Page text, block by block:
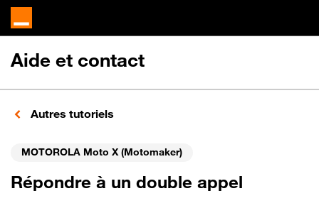
Aide et contact
Autres tutoriels
MOTOROLA Moto X (Motomaker)
Répondre à un double appel